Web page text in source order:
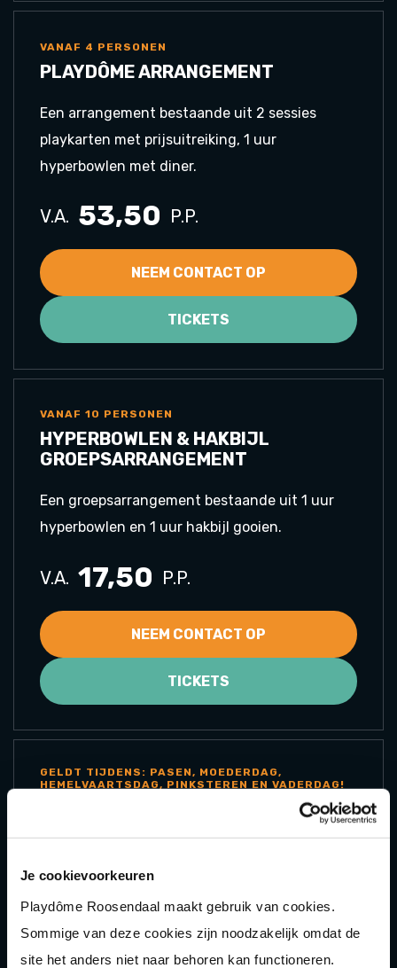
Je cookievoorkeuren
Playdôme Roosendaal maakt gebruik van cookies.
Sommige van deze cookies zijn noodzakelijk omdat de
site het anders niet naar behoren kan functioneren.
VANAF 4 PERSONEN
PLAYDÔME ARRANGEMENT
Een arrangement bestaande uit 2 sessies
playkarten met prijsuitreiking, 1 uur
hyperbowlen met diner.
V.A. 53,50 P.P.
NEEM CONTACT OP
TICKETS
VANAF 10 PERSONEN
HYPERBOWLEN & HAKBIJL
GROEPSARRANGEMENT
Een groepsarrangement bestaande uit 1 uur
hyperbowlen en 1 uur hakbijl gooien.
V.A. 17,50 P.P.
NEEM CONTACT OP
TICKETS
GELDT TIJDENS: PASEN, MOEDERDAG,
HEMELVAARTSDAG, PINKSTEREN EN VADERDAG!
Eén uur hyperbowlen + een lunchplank om te
delen.
17,50